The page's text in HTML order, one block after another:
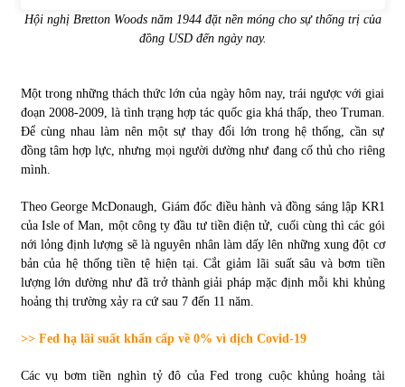
Hội nghị Bretton Woods năm 1944 đặt nền móng cho sự thống trị của
đồng USD đến ngày nay.
Một trong những thách thức lớn của ngày hôm nay, trái ngược với giai
đoạn 2008-2009, là tình trạng hợp tác quốc gia khá thấp, theo Truman.
Để cùng nhau làm nên một sự thay đổi lớn trong hệ thống, cần sự
đồng tâm hợp lực, nhưng mọi người dường như đang cố thủ cho riêng
mình.
Theo George McDonaugh, Giám đốc điều hành và đồng sáng lập KR1
của Isle of Man, một công ty đầu tư tiền điện tử, cuối cùng thì các gói
nới lỏng định lượng sẽ là nguyên nhân làm dấy lên những xung đột cơ
bản của hệ thống tiền tệ hiện tại. Cắt giảm lãi suất sâu và bơm tiền
lượng lớn dường như đã trở thành giải pháp mặc định mỗi khi khủng
hoảng thị trường xảy ra cứ sau 7 đến 11 năm.
>> Fed hạ lãi suất khẩn cấp về 0% vì dịch Covid-19
Các vụ bơm tiền nghìn tỷ đô của Fed trong cuộc khủng hoảng tài